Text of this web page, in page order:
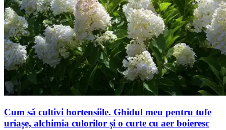
Cum să cultivi hortensiile. Ghidul meu pentru tufe
uriașe, alchimia culorilor și o curte cu aer boieresc